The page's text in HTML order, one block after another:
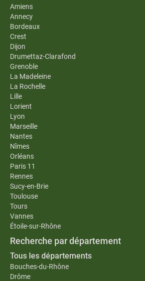
Amiens
Annecy
Bordeaux
Crest
Dijon
Drumettaz-Clarafond
Grenoble
La Madeleine
La Rochelle
Lille
Lorient
Lyon
Marseille
Nantes
Nîmes
Orléans
Paris 11
Rennes
Sucy-en-Brie
Toulouse
Tours
Vannes
Étoile-sur-Rhône
Recherche par département
Tous les départements
Bouches-du-Rhône
Drôme